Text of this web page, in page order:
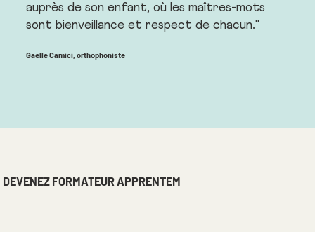
auprès de son enfant, où les maîtres-mots
sont bienveillance et respect de chacun."
Gaelle Camici, orthophoniste
DEVENEZ FORMATEUR APPRENTEM